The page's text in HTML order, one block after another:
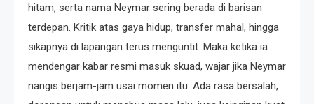
hitam, serta nama Neymar sering berada di barisan
terdepan. Kritik atas gaya hidup, transfer mahal, hingga
sikapnya di lapangan terus menguntit. Maka ketika ia
mendengar kabar resmi masuk skuad, wajar jika Neymar
nangis berjam-jam usai momen itu. Ada rasa bersalah,